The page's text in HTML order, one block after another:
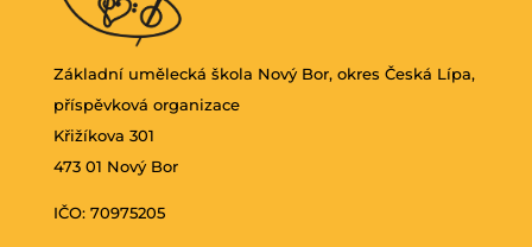
Základní umělecká škola Nový Bor, okres Česká Lípa,
příspěvková organizace
Křižíkova 301
473 01 Nový Bor
IČO: 70975205